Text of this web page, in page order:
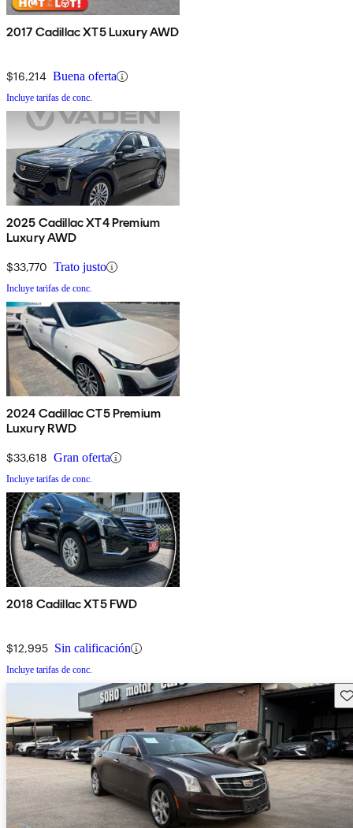
2017 Cadillac XT5 Luxury AWD
$16,214 Buena oferta
Incluye tarifas de conc.
2025 Cadillac XT4 Premium
Luxury AWD
$33,770 Trato justo
Incluye tarifas de conc.
2024 Cadillac CT5 Premium
Luxury RWD
$33,618 Gran oferta
Incluye tarifas de conc.
2018 Cadillac XT5 FWD
$12,995 Sin calificación
Incluye tarifas de conc.